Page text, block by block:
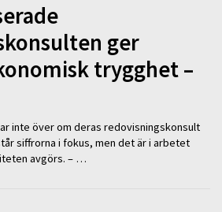
ger
trygghet –
inte över om deras redovisningskonsult
siffrorna i fokus, men det är i arbetet
avgörs. – …